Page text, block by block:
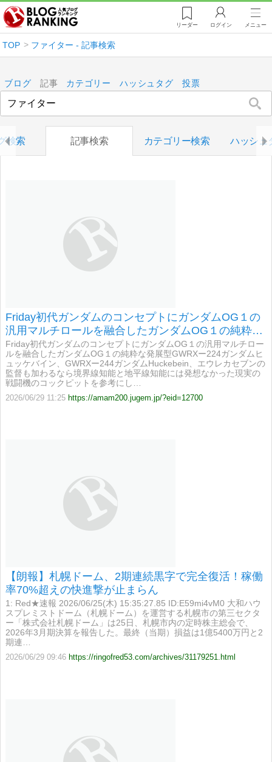
リーダー ログイン メニュー
TOP ファイター - 記事検索
ブログ 記事 カテゴリー ハッシュタグ 投票
検索 記事検索 カテゴリー検索 ハッシュ
Friday初代ガンダムのコンセプトにガンダムOG１の
汎用マルチロールを融合したガンダムOG１の純粋な
発展型GWRXー224ガンダムヒュッケバイン、GWRX
ー244ガンダムHuckebein
Friday初代ガンダムのコンセプトにガンダムOG１の汎用マルチロー
ルを融合したガンダムOG１の純粋な発展型GWRXー224ガンダムヒ
ュッケバイン、GWRXー244ガンダムHuckebein、エウレカセブンの
監督も加わるなら境界線知能と地平線知能には発想なかった現実の
戦闘機のコックピットを参考にし…
2026/06/29 11:25 https://amam200.jugem.jp/?eid=12700
【朗報】札幌ドーム、2期連続黒字で完全復活！稼働
率70%超えの快進撃が止まらん
1: Red★速報 2026/06/25(木) 15:35:27.85 ID:E59mi4vM0 大和ハウ
スプレミストドーム（札幌ドーム）を運営する札幌市の第三セクタ
ー「株式会社札幌ドーム」は25日、札幌市内の定時株主総会で、
2026年3月期決算を報告した。最終（当期）損益は1億5400万円と2
期連…
2026/06/29 09:46 https://ringofred53.com/archives/31179251.html